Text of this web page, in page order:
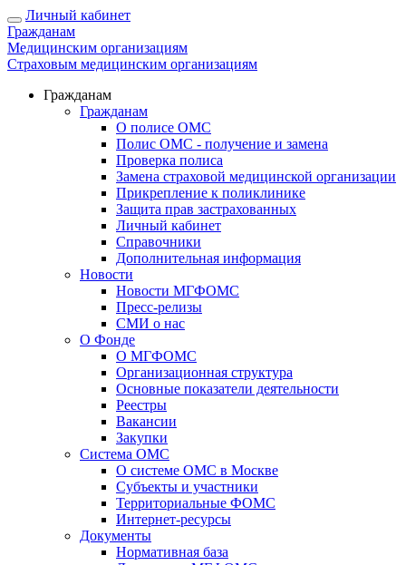
Личный кабинет
Гражданам
Медицинским организациям
Страховым медицинским организациям
Гражданам
Гражданам
О полисе ОМС
Полис ОМС - получение и замена
Проверка полиса
Замена страховой медицинской организации
Прикрепление к поликлинике
Защита прав застрахованных
Личный кабинет
Справочники
Дополнительная информация
Новости
Новости МГФОМС
Пресс-релизы
СМИ о нас
О Фонде
О МГФОМС
Организационная структура
Основные показатели деятельности
Реестры
Вакансии
Закупки
Система ОМС
О системе ОМС в Москве
Субъекты и участники
Территориальные ФОМС
Интернет-ресурсы
Документы
Нормативная база